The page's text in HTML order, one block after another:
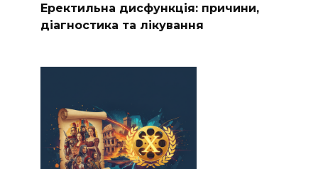
Еректильна дисфункція: причини,
діагностика та лікування